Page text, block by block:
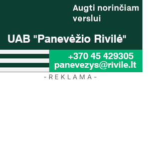
- R E K L A M A -